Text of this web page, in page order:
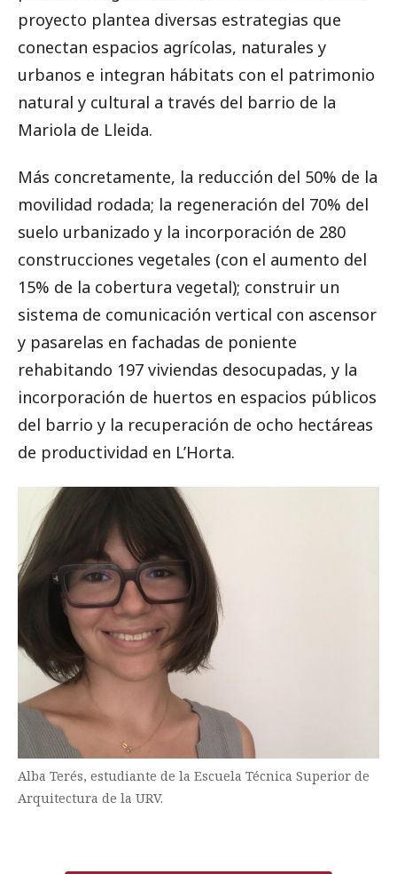
proyecto plantea diversas estrategias que
conectan espacios agrícolas, naturales y
urbanos e integran hábitats con el patrimonio
natural y cultural a través del barrio de la
Mariola de Lleida.
Más concretamente, la reducción del 50% de la
movilidad rodada; la regeneración del 70% del
suelo urbanizado y la incorporación de 280
construcciones vegetales (con el aumento del
15% de la cobertura vegetal); construir un
sistema de comunicación vertical con ascensor
y pasarelas en fachadas de poniente
rehabitando 197 viviendas desocupadas, y la
incorporación de huertos en espacios públicos
del barrio y la recuperación de ocho hectáreas
de productividad en L’Horta.
Alba Terés, estudiante de la Escuela Técnica Superior de
Arquitectura de la URV.